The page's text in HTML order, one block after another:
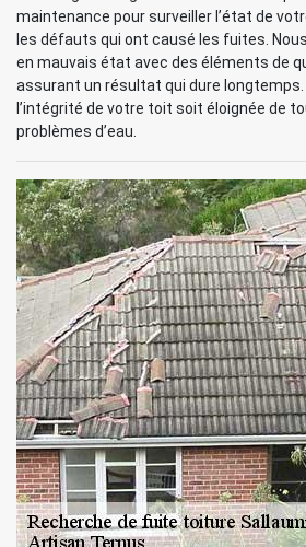
maintenance pour surveiller l’état de
les défauts qui ont causé les fuites.
en mauvais état avec des éléments de
assurant un résultat qui dure longtemps.
l’intégrité de votre toit soit éloignée de
problèmes d’eau.